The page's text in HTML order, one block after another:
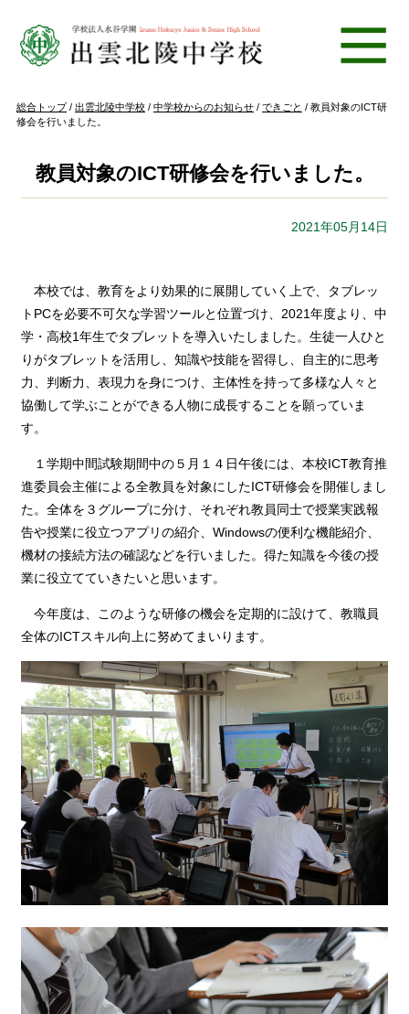
現
在
総合トップ/ 出雲北陵中学校 / 中学校からのお知らせ / できごと / 教員対象のICT研
修会を行いました。
教員対象のICT研修会を行いました。
2021年05月14日
本校では、教育をより効果的に展開していく上で、タブレッ
トPCを必要不可欠な学習ツールと位置づけ、2021年度より、中
学・高校1年生でタブレットを導入いたしました。生徒一人ひと
りがタブレットを活用し、知識や技能を習得し、自主的に思考
力、判断力、表現力を身につけ、主体性を持って多様な人々と
協働して学ぶことができる人物に成長することを願っていま
す。
１学期中間試験期間中の５月１４日午後には、本校ICT教育推
進委員会主催による全教員を対象にしたICT研修会を開催しまし
た。全体を３グループに分け、それぞれ教員同士で授業実践報
告や授業に役立つアプリの紹介、Windowsの便利な機能紹介、
機材の接続方法の確認などを行いました。得た知識を今後の授
業に役立てていきたいと思います。
今年度は、このような研修の機会を定期的に設けて、教職員
全体のICTスキル向上に努めてまいります。